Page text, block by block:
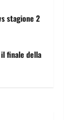
stagione 2
il finale della